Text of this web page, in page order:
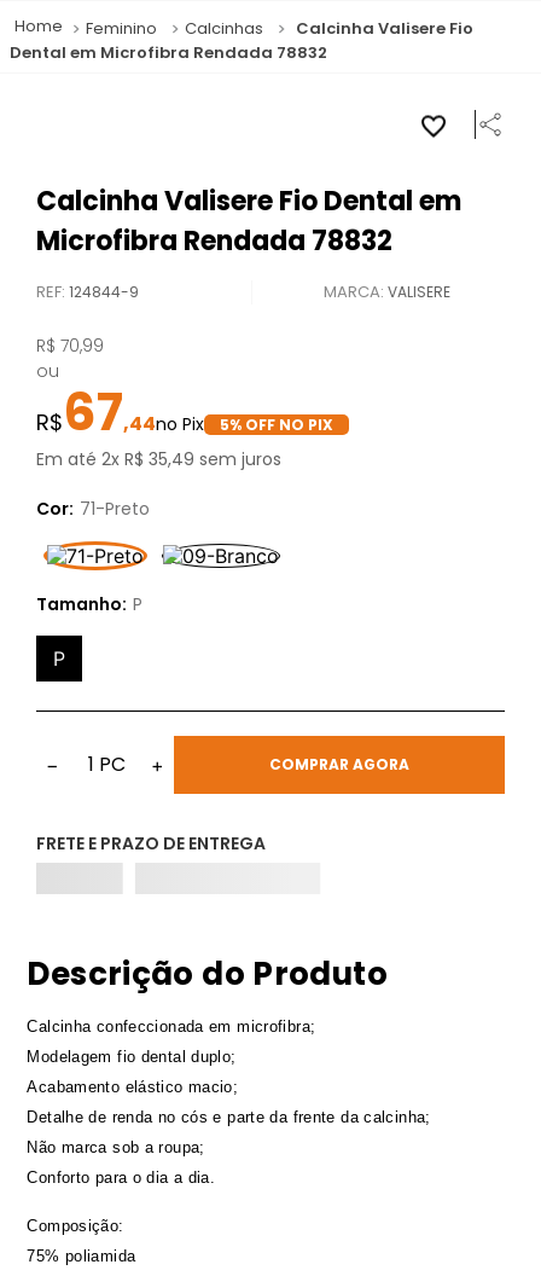
Feminino Calcinhas
Calcinha Valisere Fio
Dental em Microfibra Rendada 78832
Calcinha Valisere Fio Dental em
Microfibra Rendada 78832
REF:124844-9 VALISERE
R$ 70,99
ou
67,44 5% OFF NO PIX
Em até2xR$ 35,49 sem juros
Cor: 71-Preto
Tamanho: P
P
− 1 PC + COMPRAR AGORA
FRETE E PRAZO DE ENTREGA
Descrição do Produto
Calcinha confeccionada em microfibra;
Modelagem fio dental duplo;
Acabamento elástico macio;
Detalhe de renda no cós e parte da frente da calcinha;
Não marca sob a roupa;
Conforto para o dia a dia.
Composição:
75% poliamida